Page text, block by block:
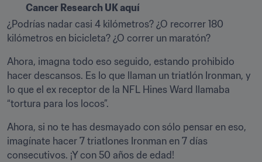
Cancer Research UK aquí
¿Podrías nadar casi 4 kilómetros? ¿O recorrer 180
kilómetros en bicicleta? ¿O correr un maratón?
Ahora, imagna todo eso seguido, estando prohibido
hacer descansos. Es lo que llaman un triatlón Ironman, y
lo que el ex receptor de la NFL Hines Ward llamaba
“tortura para los locos”.
Ahora, si no te has desmayado con sólo pensar en eso,
imagínate hacer 7 triatlones Ironman en 7 días
consecutivos. ¡Y con 50 años de edad!